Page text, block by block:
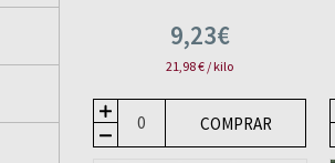
9,23€
21,98 € / kilo
COMPRAR